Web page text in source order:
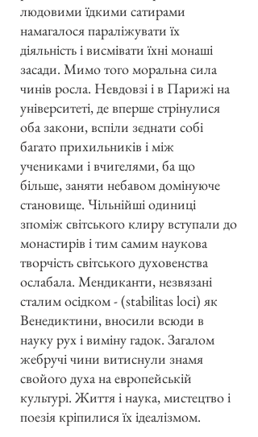
людовими їдкими сатирами
намагалося параліжувати їх
діяльність і висмівати їхні монаші
засади. Мимо того моральна сила
чинів росла. Невдовзі і в Парижі на
університеті, де вперше стрінулися
оба закони, вспіли зєднати собі
багато прихильників і між
учениками і вчигелями, ба що
більше, заняти небавом домінуюче
становище. Чільнійші одиниці
зпоміж світського клиру вступали до
монастирів і тим самим наукова
творчість світського духовенства
ослабала. Мендиканти, незвязані
сталим осідком - (stabilitas loci) як
Венедиктини, вносили всюди в
науку рух і виміну гадок. Загалом
жебручі чини витиснули знамя
свойого духа на европейській
культурі. Життя і наука, мистецтво і
поезія кріпилися їх ідеалізмом.